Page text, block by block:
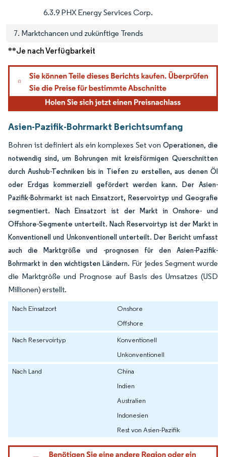
6.3.9 PHX Energy Services Corp.
7. Marktchancen und zukünftige Trends
**Je nach Verfügbarkeit
Asien-Pazifik-Bohrmarkt Berichtsumfang
Bohren ist definiert als ein komplexes Set von Operationen, die
notwendig sind, um Bohrungen mit kreisförmigen Querschnitten
durch Aushub-Techniken bis in Tiefen zu erstellen, aus denen Öl
oder Erdgas kommerziell gefördert werden kann. Der Asien-
Pazifik-Bohrmarkt ist nach Einsatzort, Reservoirtyp und Geografie
segmentiert. Nach Einsatzort ist der Markt in Onshore- und
Offshore-Segmente unterteilt. Nach Reservoirtyp ist der Markt in
Konventionell und Unkonventionell unterteilt. Der Bericht umfasst
auch die Marktgröße und -prognosen für den Asien-Pazifik-
Bohrmarkt in den wichtigsten Ländern. Für jedes Segment wurde
die Marktgröße und Prognose auf Basis des Umsatzes (USD
Millionen) erstellt.
Nach Einsatzort
Onshore
Offshore
Nach Reservoirtyp
Konventionell
Unkonventionell
Nach Land
China
Indien
Australien
Indonesien
Rest von Asien-Pazifik